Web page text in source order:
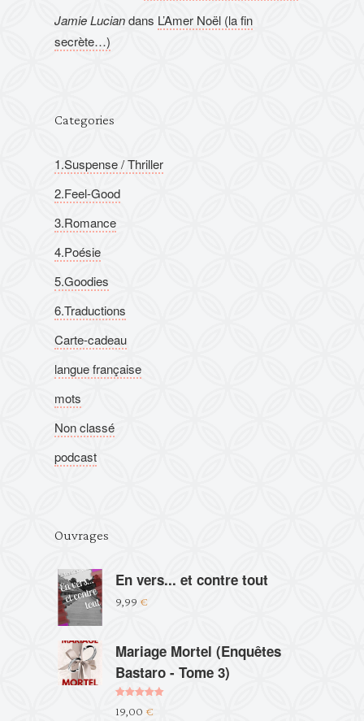
Jamie Luciandans L’Amer Noël (la fin
secrète…)
Categories
1.Suspense / Thriller
2.Feel-Good
3.Romance
4.Poésie
5.Goodies
6.Traductions
Carte-cadeau
langue française
mots
Non classé
podcast
Ouvrages
En vers... et contre tout
9,99 €
Mariage Mortel (Enquêtes
Bastaro - Tome 3)
sur 5
19,00 €